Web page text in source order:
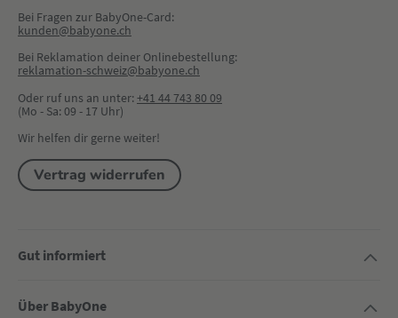
Bei Fragen zur BabyOne-Card:
kunden@babyone.ch
Bei Reklamation deiner Onlinebestellung:
reklamation-schweiz@babyone.ch
Oder ruf uns an unter:+41 44 743 80 09
(Mo - Sa: 09 - 17 Uhr)
Wir helfen dir gerne weiter!
Vertrag widerrufen
Gut informiert
Über BabyOne